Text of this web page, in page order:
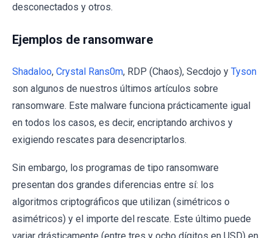
desconectados y otros.
Ejemplos de ransomware
Shadaloo, Crystal Rans0m, RDP (Chaos), Secdojo y Tyson
son algunos de nuestros últimos artículos sobre
ransomware. Este malware funciona prácticamente igual
en todos los casos, es decir, encriptando archivos y
exigiendo rescates para desencriptarlos.
Sin embargo, los programas de tipo ransomware
presentan dos grandes diferencias entre sí: los
algoritmos criptográficos que utilizan (simétricos o
asimétricos) y el importe del rescate. Este último puede
variar drásticamente (entre tres y ocho dígitos en USD) en